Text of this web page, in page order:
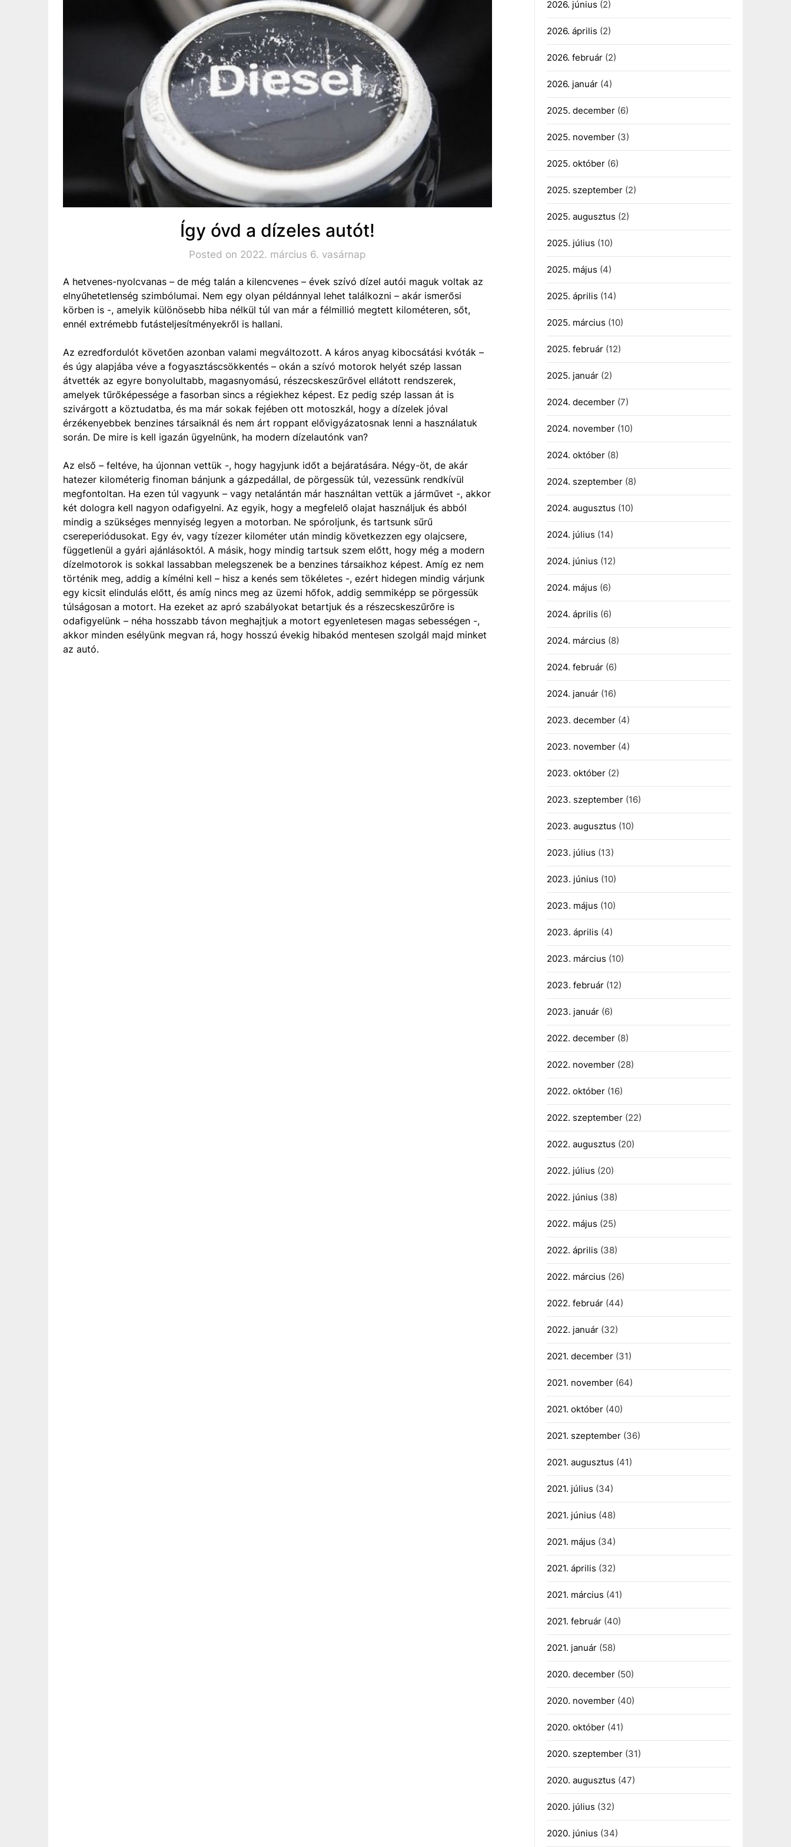
Így óvd a dízeles autót!
Posted on 2022. március 6. vasárnap
A hetvenes-nyolcvanas – de még talán a kilencvenes – évek szívó dízel autói maguk voltak az
elnyűhetetlenség szimbólumai. Nem egy olyan példánnyal lehet találkozni – akár ismerősi
körben is -, amelyik különösebb hiba nélkül túl van már a félmillió megtett kilométeren, sőt,
ennél extrémebb futásteljesítményekről is hallani.
Az ezredfordulót követően azonban valami megváltozott. A káros anyag kibocsátási kvóták –
és úgy alapjába véve a fogyasztáscsökkentés – okán a szívó motorok helyét szép lassan
átvették az egyre bonyolultabb, magasnyomású, részecskeszűrővel ellátott rendszerek,
amelyek tűrőképessége a fasorban sincs a régiekhez képest. Ez pedig szép lassan át is
szivárgott a köztudatba, és ma már sokak fejében ott motoszkál, hogy a dízelek jóval
érzékenyebbek benzines társaiknál és nem árt roppant elővigyázatosnak lenni a használatuk
során. De mire is kell igazán ügyelnünk, ha modern dízelautónk van?
Az első – feltéve, ha újonnan vettük -, hogy hagyjunk időt a bejáratására. Négy-öt, de akár
hatezer kilométerig finoman bánjunk a gázpedállal, de pörgessük túl, vezessünk rendkívül
megfontoltan. Ha ezen túl vagyunk – vagy netalántán már használtan vettük a járművet -, akkor
két dologra kell nagyon odafigyelni. Az egyik, hogy a megfelelő olajat használjuk és abból
mindig a szükséges mennyiség legyen a motorban. Ne spóroljunk, és tartsunk sűrű
csereperiódusokat. Egy év, vagy tízezer kilométer után mindig következzen egy olajcsere,
függetlenül a gyári ajánlásoktól. A másik, hogy mindig tartsuk szem előtt, hogy még a modern
dízelmotorok is sokkal lassabban melegszenek be a benzines társaikhoz képest. Amíg ez nem
történik meg, addig a kímélni kell – hisz a kenés sem tökéletes -, ezért hidegen mindig várjunk
egy kicsit elindulás előtt, és amíg nincs meg az üzemi hőfok, addig semmiképp se pörgessük
túlságosan a motort. Ha ezeket az apró szabályokat betartjuk és a részecskeszűrőre is
odafigyelünk – néha hosszabb távon meghajtjuk a motort egyenletesen magas sebességen -,
akkor minden esélyünk megvan rá, hogy hosszú évekig hibakód mentesen szolgál majd minket
az autó.
2026. június (2)
2026. április (2)
2026. február(2)
2026. január(4)
2025. december(6)
2025. november(3)
2025. október(6)
2025. szeptember(2)
2025. augusztus (2)
2025. július (10)
2025. május (4)
2025. április (14)
2025. március (10)
2025. február(12)
2025. január(2)
2024. december(7)
2024. november(10)
2024. október(8)
2024. szeptember(8)
2024. augusztus (10)
2024. július (14)
2024. június (12)
2024. május (6)
2024. április (6)
2024. március (8)
2024. február(6)
2024. január(16)
2023. december(4)
2023. november(4)
2023. október(2)
2023. szeptember(16)
2023. augusztus (10)
2023. július (13)
2023. június (10)
2023. május (10)
2023. április (4)
2023. március (10)
2023. február(12)
2023. január(6)
2022. december(8)
2022. november(28)
2022. október(16)
2022. szeptember(22)
2022. augusztus (20)
2022. július (20)
2022. június (38)
2022. május (25)
2022. április (38)
2022. március (26)
2022. február(44)
2022. január(32)
2021. december(31)
2021. november(64)
2021. október(40)
2021. szeptember(36)
2021. augusztus (41)
2021. július (34)
2021. június (48)
2021. május (34)
2021. április (32)
2021. március (41)
2021. február(40)
2021. január(58)
2020. december(50)
2020. november(40)
2020. október(41)
2020. szeptember(31)
2020. augusztus (47)
2020. július (32)
2020. június (34)